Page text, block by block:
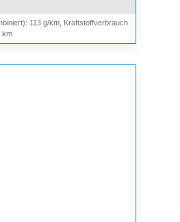
113 g/km, Kraftstoffverbrauch
km